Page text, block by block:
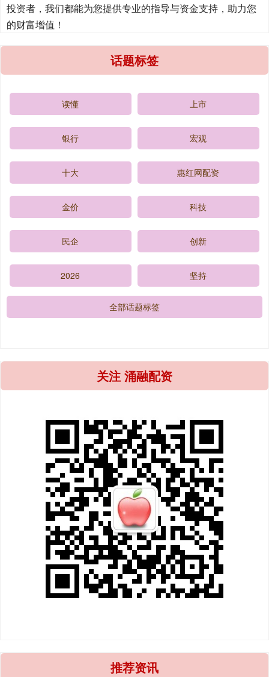
投资者，我们都能为您提供专业的指导与资金支持，助力您
的财富增值！
话题标签
读懂 上市
银行 宏观
十大 惠红网配资
金价 科技
民企 创新
2026 坚持
全部话题标签
关注 涌融配资
推荐资讯